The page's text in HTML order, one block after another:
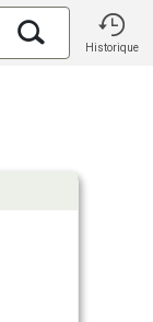
Historique